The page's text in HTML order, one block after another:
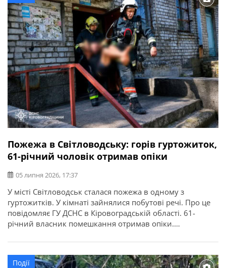
Пожежа в Світловодську: горів гуртожиток,
61-річний чоловік отримав опіки
05 липня 2026, 17:37
У місті Світловодськ сталася пожежа в одному з
гуртожитків. У кімнаті зайнялися побутові речі. Про це
повідомляє ГУ ДСНС в Кіровоградській області. 61-
річний власник помешкання отримав опіки.
приміщення та передали медикам. Потерпілого
госпіталізували.
Події